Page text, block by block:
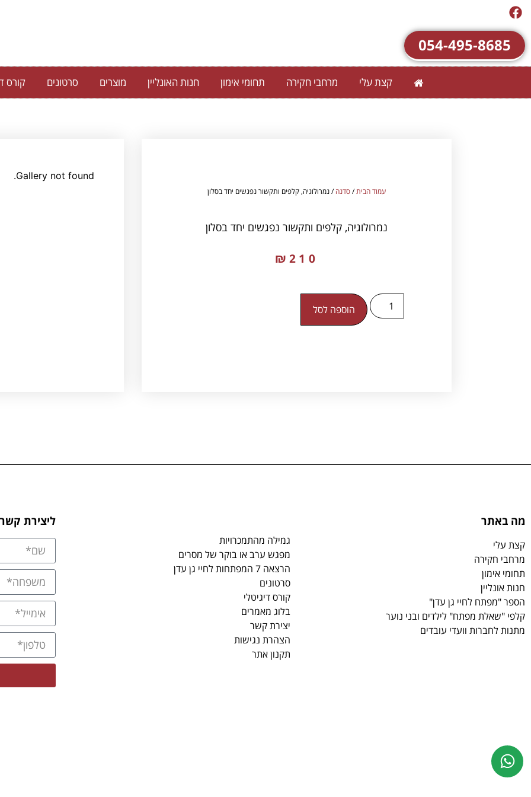
054-495-8685
קצת עלי מרחבי חקירה תחומי אימון חנות האונליין מוצרים סרטונים קורס
עמוד הבית/סדנה/ נמרולוגיה, קלפים ותקשור נפגשים יחד בסלון
נמרולוגיה, קלפים ותקשור נפגשים יחד בסלון
₪ 210
הוספה לסל
Gallery not found.
מה באתר
קצת עלי
מרחבי חקירה
תחומי אימון
חנות אונליין
הספר "מפתח לחיי גן עדן"
קלפי "שאלת מפתח" לילדים ובני נוער
מתנות לחברות וועדי עובדים
גמילה מהתמכרויות
מפגש ערב או בוקר של מסרים
הרצאה 7 המפתחות לחיי גן עדן
סרטונים
קורס דיגיטלי
בלוג מאמרים
יצירת קשר
הצהרת נגישות
תקנון אתר
ליצירת קשר